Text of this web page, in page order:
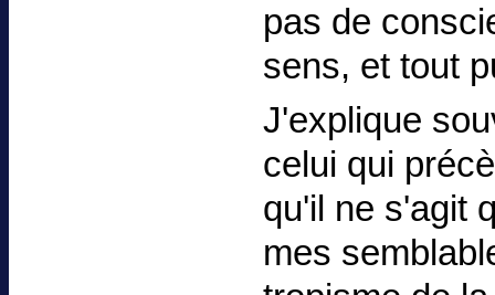
pas de
sens, et tout
J'explique
celui qui
qu'il ne s'agit
mes